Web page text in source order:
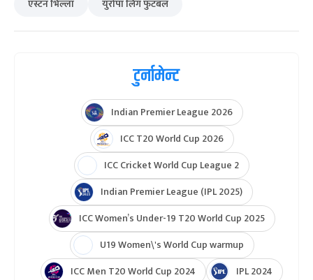
एस्टन भिल्ला युरोपा लिग फुटबल
टुर्नामेन्ट
Indian Premier League 2026
ICC T20 World Cup 2026
ICC Cricket World Cup League 2
Indian Premier League (IPL 2025)
ICC Women’s Under-19 T20 World Cup 2025
U19 Women\'s World Cup warmup
ICC Men T20 World Cup 2024
IPL 2024